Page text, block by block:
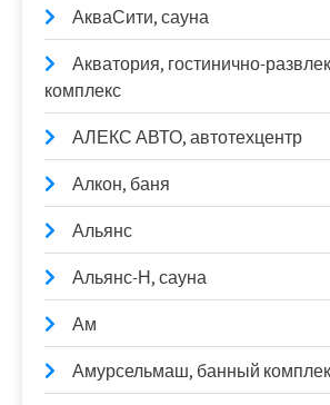
АкваСити, сауна
Акватория, гостинично-
комплекс
АЛЕКС АВТО, автотехцентр
Алкон, баня
Альянс
Альянс-Н, сауна
Ам
Амурсельмаш, банный